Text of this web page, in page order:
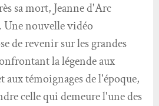
sa mort, Jeanne d'Arc
Une nouvelle vidéo
de revenir sur les grandes
la légende aux
aux témoignages de l'époque,
celle qui demeure l'une des